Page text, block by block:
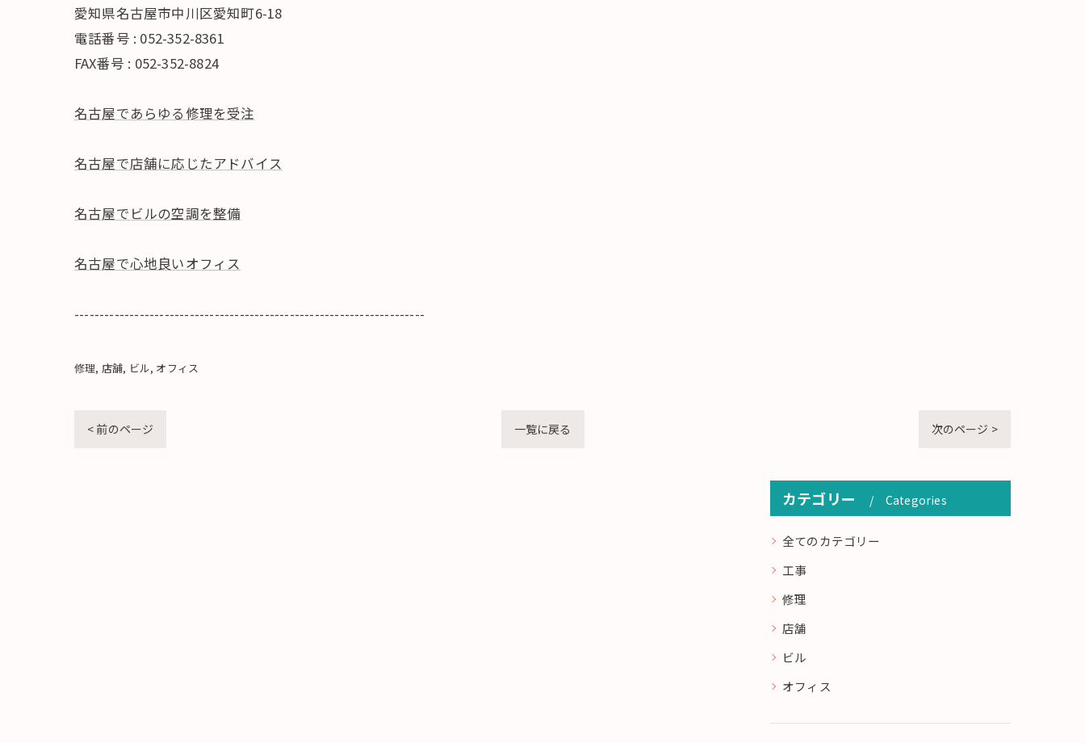
愛知県名古屋市中川区愛知町6-18
電話番号 : 052-352-8361
FAX番号 : 052-352-8824
名古屋であらゆる修理を受注
名古屋で店舗に応じたアドバイス
名古屋でビルの空調を整備
名古屋で心地良いオフィス
----------------------------------------------------------------------
修理 店舗 ビル オフィス
< 前のページ 一覧に戻る 次のページ >
カテゴリー Categories
全てのカテゴリー
工事
修理
店舗
ビル
オフィス